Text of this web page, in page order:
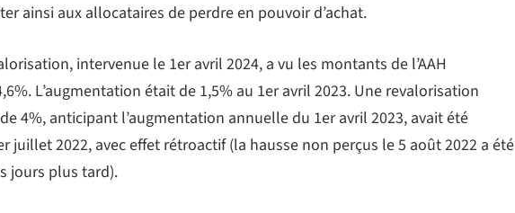
ainsi aux allocataires de perdre en pouvoir d’achat.
intervenue le 1er avril 2024, a vu les montants de l’AAH
L’augmentation était de 1,5% au 1er avril 2023. Une revalorisation
4%, anticipant l’augmentation annuelle du 1er avril 2023, avait été
juillet 2022, avec effet rétroactif (la hausse non perçus le 5 août 2022 a été
jours plus tard).